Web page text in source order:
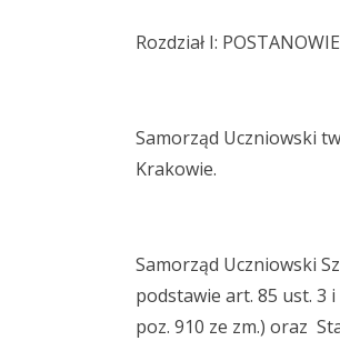
Rozdział I:
Samorząd Uczniowski
Krakowie.
Samorząd Uczniowski
podstawie art. 85 ust. 3
poz. 910 ze zm.) oraz